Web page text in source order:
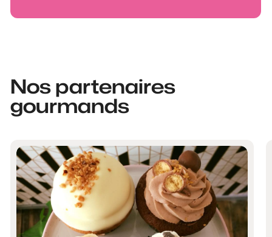
Nos partenaires
gourmands